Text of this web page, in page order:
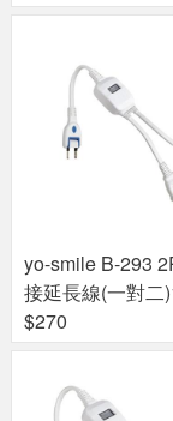
yo-smile B-293
接延長線(一對二
$270